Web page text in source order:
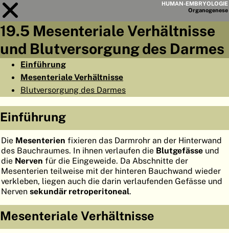
HUMAN-EMBRYOLOGIE
Organogenese
Modul19
KAPITELLISTE
ABSTRAKT
HOME
EMBRYOGENESE
ORGANO
19.5 Mesenteriale Verhältnisse
und Blutversorgung des Darmes
Einführung
Mesenteriale Verhältnisse
Blutversorgung des Darmes
Einführung
Die Mesenterien fixieren das Darmrohr an der Hinterwand
des Bauchraumes. In ihnen verlaufen die Blutgefässe und
die Nerven für die Eingeweide. Da Abschnitte der
Mesenterien teilweise mit der hinteren Bauchwand wieder
verkleben, liegen auch die darin verlaufenden Gefässe und
Nerven sekundär retroperitoneal.
Mesenteriale Verhältnisse